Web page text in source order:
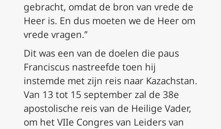
gebracht, omdat de bron van vrede de
Heer is. En dus moeten we de Heer om
vrede vragen.”
Dit was een van de doelen die paus
Franciscus nastreefde toen hij
instemde met zijn reis naar Kazachstan.
Van 13 tot 15 september zal de 38e
apostolische reis van de Heilige Vader,
om het VIIe Congres van Leiders van